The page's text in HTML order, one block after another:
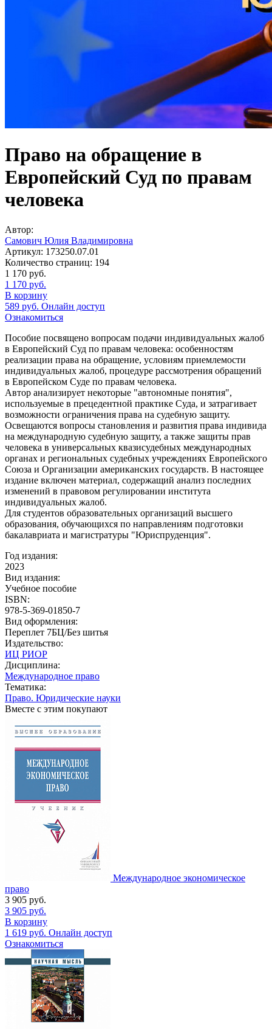
Право на обращение в
Европейский Суд по правам
человека
Автор:
Самович Юлия Владимировна
Артикул: 173250.07.01
Количество страниц: 194
1 170 руб.
1 170 руб.
В корзину
589 руб. Онлайн доступ
Ознакомиться
Пособие посвящено вопросам подачи индивидуальных жалоб
в Европейский Суд по правам человека: особенностям
реализации права на обращение, условиям приемлемости
индивидуальных жалоб, процедуре рассмотрения обращений
в Европейском Суде по правам человека.
Автор анализирует некоторые "автономные понятия",
используемые в прецедентной практике Суда, и затрагивает
возможности ограничения права на судебную защиту.
Освещаются вопросы становления и развития права индивида
на международную судебную защиту, а также защиты прав
человека в универсальных квазисудебных международных
органах и региональных судебных учреждениях Европейского
Союза и Организации американских государств. В настоящее
издание включен материал, содержащий анализ последних
изменений в правовом регулировании института
индивидуальных жалоб.
Для студентов образовательных организаций высшего
образования, обучающихся по направлениям подготовки
бакалавриата и магистратуры "Юриспруденция".
Год издания:
2023
Вид издания:
Учебное пособие
ISBN:
978-5-369-01850-7
Вид оформления:
Переплет 7БЦ/Без шитья
Издательство:
ИЦ РИОР
Дисциплина:
Международное право
Тематика:
Право. Юридические науки
Вместе с этим покупают
Международное экономическое
право
3 905 руб.
3 905 руб.
В корзину
1 619 руб. Онлайн доступ
Ознакомиться